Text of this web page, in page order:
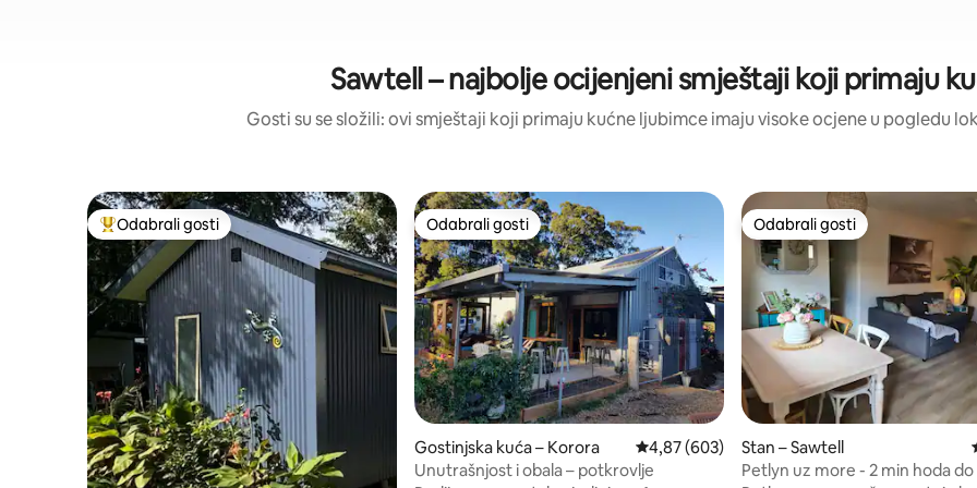
Sawtell – najbolje ocijenjeni smještaji koji primaju
Gosti su se složili: ovi smještaji koji primaju kućne ljubimce imaju visoke ocjene u pogledu
Među najviše rangiranima s oznakom „Odabrali gosti”
Odabrali gosti Odabrali gosti
Odabrali gosti
Gostinjska kuća – Korora Prosječna ocjena: 4,87/5, recenzija: 603
4,87 (603)
Unutrašnjost i obala – potkrovlje
Odabrali gosti
Odabrali gosti
Stan – Sawtell
Petlyn uz more - 2 min hoda do